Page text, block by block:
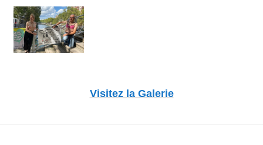
Visitez la Galerie